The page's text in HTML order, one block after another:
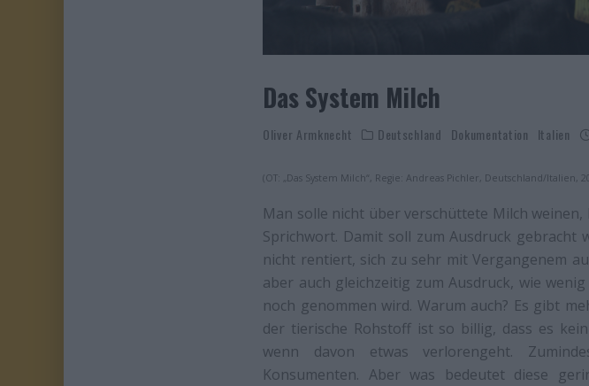
Das System Milch
Oliver Armknecht Deutschland Dokumentation Italien
(OT: „Das System Milch“, Regie: Andreas Pichler, Deutschland/Italien,
Man solle nicht über verschüttete Milch
Sprichwort. Damit soll zum Ausdruck gebracht
nicht rentiert, sich zu sehr mit Vergangenem
aber auch gleichzeitig zum Ausdruck, wie
noch genommen wird. Warum auch? Es gibt
der tierische Rohstoff ist so billig, dass es
wenn davon etwas verlorengeht.
Konsumenten. Aber was bedeutet diese